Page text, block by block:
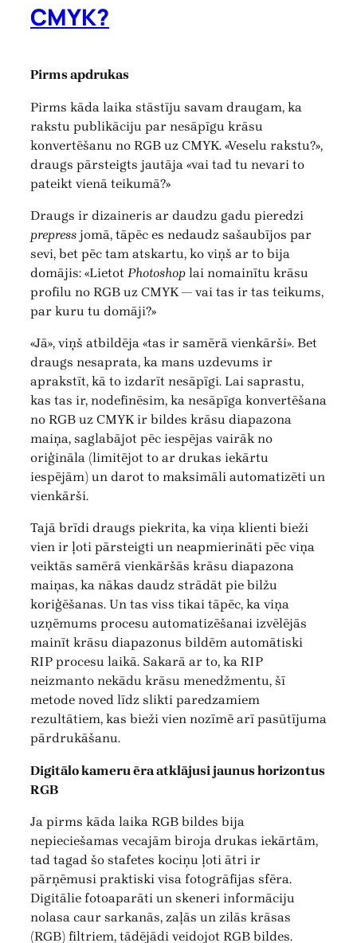
CMYK?
Pirms apdrukas
Pirms kāda laika stāstīju savam draugam, ka
rakstu publikāciju par nesāpīgu krāsu
konvertēšanu no RGB uz CMYK. «Veselu rakstu?»,
draugs pārsteigts jautāja «vai tad tu nevari to
pateikt vienā teikumā?»
Draugs ir dizaineris ar daudzu gadu pieredzi
prepress jomā, tāpēc es nedaudz sašaubījos par
sevi, bet pēc tam atskartu, ko viņš ar to bija
domājis: «Lietot Photoshop lai nomainītu krāsu
profilu no RGB uz CMYK — vai tas ir tas teikums,
par kuru tu domāji?»
«Jā», viņš atbildēja «tas ir samērā vienkārši». Bet
draugs nesaprata, ka mans uzdevums ir
aprakstīt, kā to izdarīt nesāpīgi. Lai saprastu,
kas tas ir, nodefinēsim, ka nesāpīga konvertēšana
no RGB uz CMYK ir bildes krāsu diapazona
maiņa, saglabājot pēc iespējas vairāk no
oriģināla (limitējot to ar drukas iekārtu
iespējām) un darot to maksimāli automatizēti un
vienkārši.
Tajā brīdi draugs piekrita, ka viņa klienti bieži
vien ir ļoti pārsteigti un neapmierināti pēc viņa
veiktās samērā vienkāršās krāsu diapazona
maiņas, ka nākas daudz strādāt pie bilžu
koriģēšanas. Un tas viss tikai tāpēc, ka viņa
uzņēmums procesu automatizēšanai izvēlējās
mainīt krāsu diapazonus bildēm automātiski
RIP procesu laikā. Sakarā ar to, ka RIP
neizmanto nekādu krāsu menedžmentu, šī
metode noved līdz slikti paredzamiem
rezultātiem, kas bieži vien nozīmē arī pasūtījuma
pārdrukāšanu.
Digitālo kameru ēra atklājusi jaunus horizontus
RGB
Ja pirms kāda laika RGB bildes bija
nepieciešamas vecajām biroja drukas iekārtām,
tad tagad šo stafetes kociņu ļoti ātri ir
pārņēmusi praktiski visa fotogrāfijas sfēra.
Digitālie fotoaparāti un skeneri informāciju
nolasa caur sarkanās, zaļās un zilās krāsas
(RGB) filtriem, tādējādi veidojot RGB bildes.